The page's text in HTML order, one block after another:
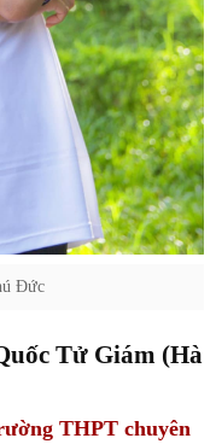
Đức
Tử Giám (Hà
THPT chuyên